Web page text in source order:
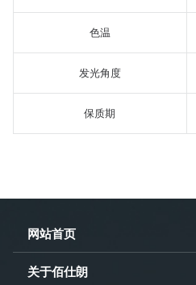
色温
发光角度
保质期
网站首页
关于佰仕朗